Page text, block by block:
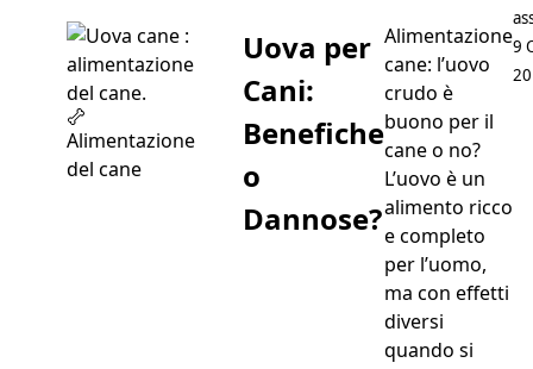
Alimentazione
del cane
Uova per
Cani:
Benefiche
o
Dannose?
Alimentazione
cane: l’uovo
crudo è
buono per il
cane o no?
L’uovo è un
alimento ricco
e completo
per l’uomo,
ma con effetti
diversi
quando si
9